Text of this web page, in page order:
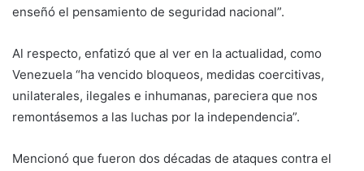
enseñó el pensamiento de seguridad nacional”.
Al respecto, enfatizó que al ver en la actualidad, como
Venezuela “ha vencido bloqueos, medidas coercitivas,
unilaterales, ilegales e inhumanas, pareciera que nos
remontásemos a las luchas por la independencia”.
Mencionó que fueron dos décadas de ataques contra el